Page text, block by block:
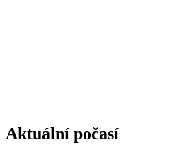
Aktuální počasí